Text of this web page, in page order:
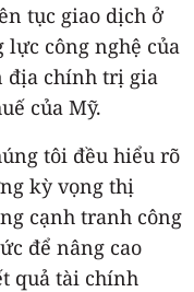
tục giao dịch ở
công nghệ của
địa chính trị gia
của Mỹ.
tôi đều hiểu rõ
kỳ vọng thị
cạnh tranh công
để nâng cao
quả tài chính